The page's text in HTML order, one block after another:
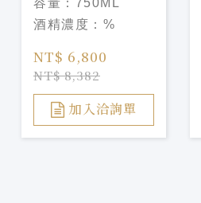
Vintage
Champagne2017
容量： 750ML
酒精濃度： %
NT$ 6,800
NT$ 8,382
加入洽詢單